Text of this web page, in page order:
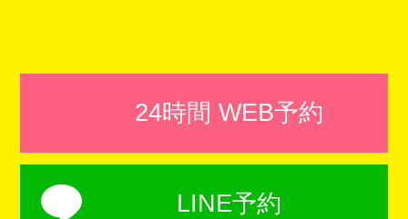
24時間 WEB予約
LINE予約